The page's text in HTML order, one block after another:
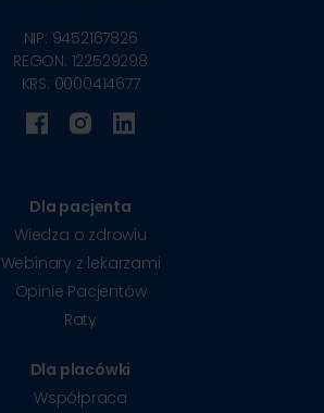
NIP: 9452167826
REGON: 122529298
KRS: 0000414677
Dla pacjenta
Wiedza o zdrowiu
Webinary z lekarzami
Opinie Pacjentów
Raty
Dla placówki
Współpraca